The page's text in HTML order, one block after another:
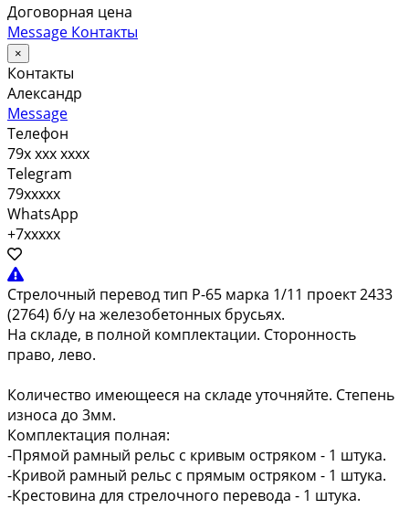
Договорная цена
Message Контакты
×
Контакты
Александр
Message
Телефон
79x xxx xxxx
Telegram
79xxxxx
WhatsApp
+7xxxxx
Стрелочный перевод тип Р-65 марка 1/11 проект 2433
(2764) б/у на железобетонных брусьях.
На складе, в полной комплектации. Сторонность
право, лево.
Количество имеющееся на складе уточняйте. Степень
износа до 3мм.
Комплектация полная:
-Прямой рамный рельс с кривым остряком - 1 штука.
-Кривой рамный рельс с прямым остряком - 1 штука.
-Крестовина для стрелочного перевода - 1 штука.